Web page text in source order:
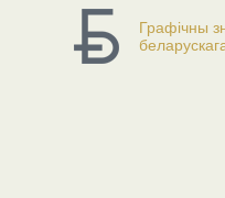
Графічны